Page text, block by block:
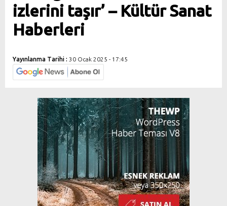
izlerini taşır’ – Kültür Sanat
Haberleri
Yayınlanma Tarihi : 30 Ocak 2025 - 17:45